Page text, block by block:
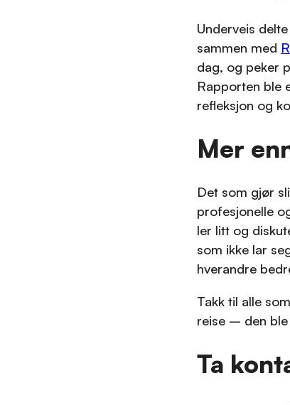
Underveis
sammen med
dag, og peker
Rapporten ble
refleksjon og
Mer
Det som gjør
profesjonelle
ler litt og
som ikke lar
hverandre
Takk til alle
reise – den ble
Ta